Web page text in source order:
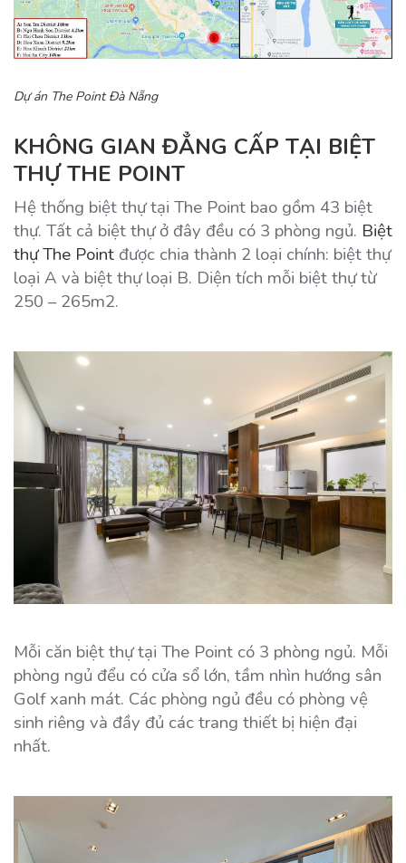
Dự án The Point Đà Nẵng
KHÔNG GIAN ĐẲNG CẤP TẠI BIỆT
THỰ THE POINT
Hệ thống biệt thự tại The Point bao gồm 43 biệt
thự. Tất cả biệt thự ở đây đều có 3 phòng ngủ. Biệt
thự The Point được chia thành 2 loại chính: biệt thự
loại A và biệt thự loại B. Diện tích mỗi biệt thự từ
250 – 265m2.
Mỗi căn biệt thự tại The Point có 3 phòng ngủ. Mỗi
phòng ngủ đểu có cửa sổ lớn, tầm nhìn hướng sân
Golf xanh mát. Các phòng ngủ đều có phòng vệ
sinh riêng và đầy đủ các trang thiết bị hiện đại
nhất.